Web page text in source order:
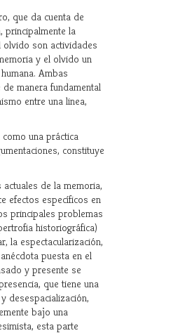
que da cuenta de
principalmente la
olvido son actividades
y el olvido un
Ambas
manera fundamental
entre una linea,
una práctica
constituye
de la memoria,
efectos específicos en
principales problemas
historiográfica)
la espectacularización,
puesta en el
y presente se
que tiene una
desespacialización,
bajo una
esta parte